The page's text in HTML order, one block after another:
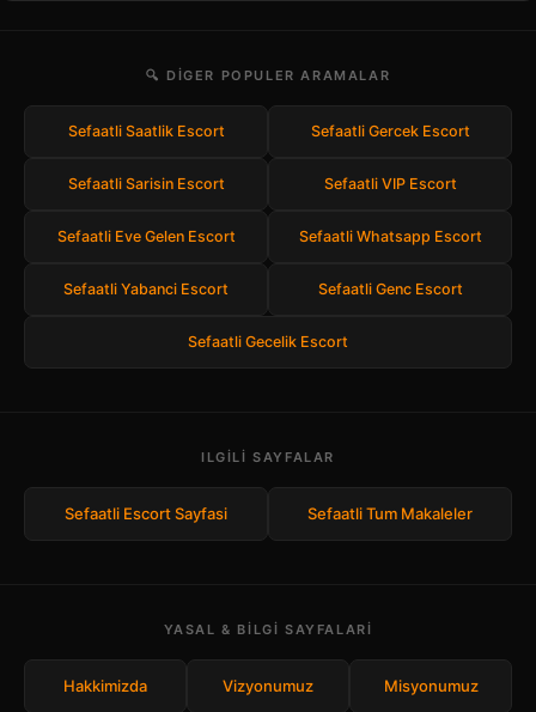
🔍 DIGER POPULER ARAMALAR
Sefaatli Saatlik Escort Sefaatli Gercek Escort
Sefaatli Sarisin Escort Sefaatli VIP Escort
Sefaatli Eve Gelen Escort Sefaatli Whatsapp Escort
Sefaatli Yabanci Escort Sefaatli Genc Escort
Sefaatli Gecelik Escort
ILGILI SAYFALAR
Sefaatli Escort Sayfasi Sefaatli Tum Makaleler
YASAL & BILGI SAYFALARI
Hakkimizda Vizyonumuz Misyonumuz